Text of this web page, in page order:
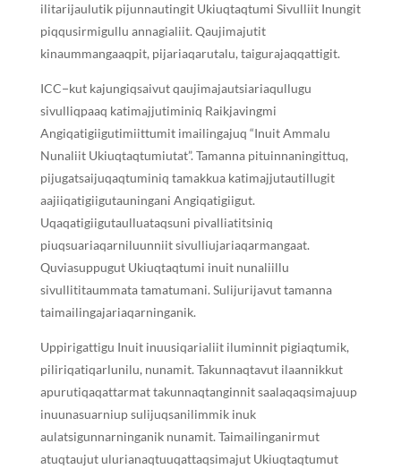
ilitarijaulutik pijunnautingit Ukiuqtaqtumi Sivulliit Inungit
piqqusirmigullu annagialiit. Qaujimajutit
kinaummangaaqpit, pijariaqarutalu, taigurajaqqattigit.
ICC−kut kajungiqsaivut qaujimajautsiariaqullugu
sivulliqpaaq katimajjutiminiq Raikjavingmi
Angiqatigiigutimiittumit imailingajuq “Inuit Ammalu
Nunaliit Ukiuqtaqtumiutat”. Tamanna pituinnaningittuq,
pijugatsaijuqaqtuminiq tamakkua katimajjutautillugit
aajiiqatigiigutauningani Angiqatigiigut.
Uqaqatigiigutaulluataqsuni pivalliatitsiniq
piuqsuariaqarniluunniit sivulliujariaqarmangaat.
Quviasuppugut Ukiuqtaqtumi inuit nunaliillu
sivullititaummata tamatumani. Sulijurijavut tamanna
taimailingajariaqarninganik.
Uppirigattigu Inuit inuusiqarialiit iluminnit pigiaqtumik,
piliriqatiqarlunilu, nunamit. Takunnaqtavut ilaannikkut
apurutiqaqattarmat takunnaqtanginnit saalaqaqsimajuup
inuunasuarniup sulijuqsanilimmik inuk
aulatsigunnarninganik nunamit. Taimailinganirmut
atuqtaujut ulurianaqtuuqattaqsimajut Ukiuqtaqtumut